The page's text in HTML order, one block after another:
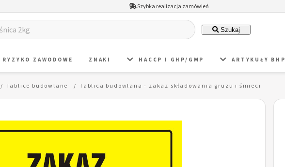
Szybka realizacja zamówień
Szukaj
RYZYKO ZAWODOWE ZNAKI HACCP I GHP/GMP ARTYKUŁY BHP
Tablice budowlane Tablica budowlana - zakaz składowania gruzu i śmieci